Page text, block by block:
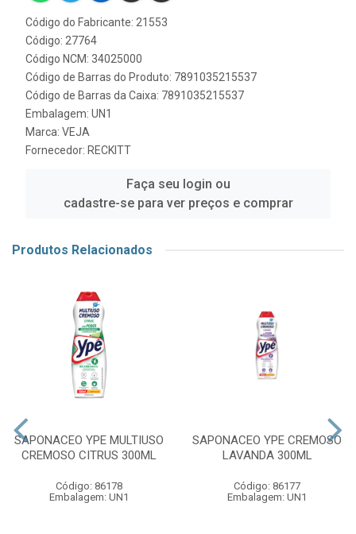
Código do Fabricante: 21553
Código: 27764
Código NCM: 34025000
Código de Barras do Produto: 7891035215537
Código de Barras da Caixa: 7891035215537
Embalagem: UN1
Marca: VEJA
Fornecedor: RECKITT
Faça seu login ou
cadastre-se para ver preços e comprar
Produtos Relacionados
SAPONACEO YPE MULTIUSO
CREMOSO CITRUS 300ML
Código: 86178
Embalagem: UN1
SAPONACEO YPE CREMOSO
LAVANDA 300ML
Código: 86177
Embalagem: UN1